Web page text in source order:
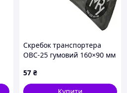
Скребок транспортера
ОВС-25 гумовий 160×90 мм
57 ₴